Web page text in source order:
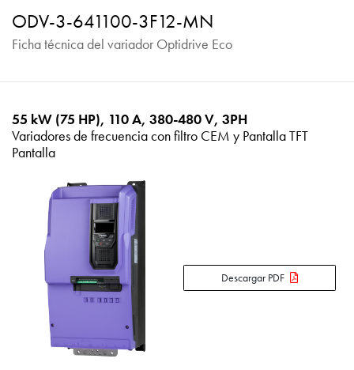
ODV-3-641100-3F12-MN
Ficha técnica del variador Optidrive Eco
55 kW (75 HP), 110 A, 380-480 V, 3PH
Variadores de frecuencia con filtro CEM y Pantalla TFT
Pantalla
Descargar PDF